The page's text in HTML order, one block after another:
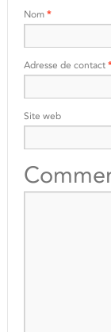
Nom *
Adresse de contact *
Site web